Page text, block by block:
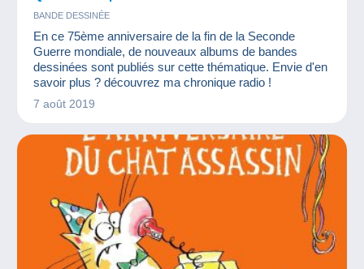
BANDE DESSINÉE
En ce 75ème anniversaire de la fin de la Seconde
Guerre mondiale, de nouveaux albums de bandes
dessinées sont publiés sur cette thématique. Envie d'en
savoir plus ? découvrez ma chronique radio !
7 août 2019